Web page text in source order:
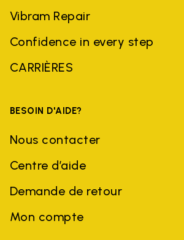
Vibram Repair
Confidence in every step
CARRIÈRES
BESOIN D'AIDE?
Nous contacter
Centre d’aide
Demande de retour
Mon compte